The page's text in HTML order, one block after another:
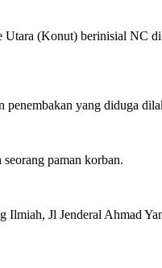
(Konut) berinisial NC
penembakan yang diduga
paman korban.
Jl Jenderal Ahmad